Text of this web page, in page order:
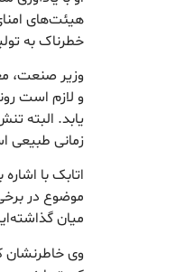
هیئت‌های
خطرناک به
وزیر صنعت،
و لازم است
یابد. البته
زمانی طبیعی
اتابک با
موضوع در
میان
وی خاطرنشان